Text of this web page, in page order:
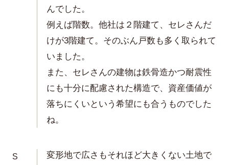
んでした。
例えば階数。他社は２階建て、セレさんだ
けが3階建て。そのぶん戸数も多く取られて
いました。
また、セレさんの建物は鉄骨造かつ耐震性
にも十分に配慮された構造で、資産価値が
落ちにくいという希望にも合うものでした
ね。
S
変形地で広さもそれほど大きくない土地で